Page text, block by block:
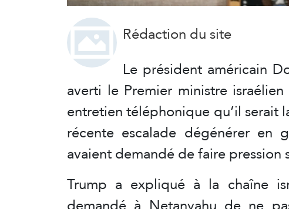
Rédaction du site
Le président américain
averti le Premier ministre
entretien téléphonique qu’il serait
récente escalade dégénérer
avaient demandé de faire pression
Trump a expliqué à la chaîne